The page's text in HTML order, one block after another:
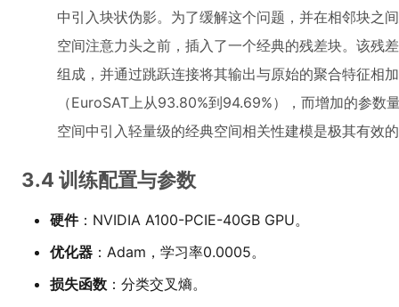
中引入块状伪影。为了缓解这个问题，并在相邻块之
空间注意力头之前，插入了一个经典的残差块。该残
组成，并通过跳跃连接将其输出与原始的聚合特征相
（EuroSAT上从93.80%到94.69%），而增加的参数
空间中引入轻量级的经典空间相关性建模是极其有效
3.4 训练配置与参数
硬件：NVIDIA A100-PCIE-40GB GPU。
优化器 ：Adam，学习率0.0005。
损失函数 ：分类交叉熵。